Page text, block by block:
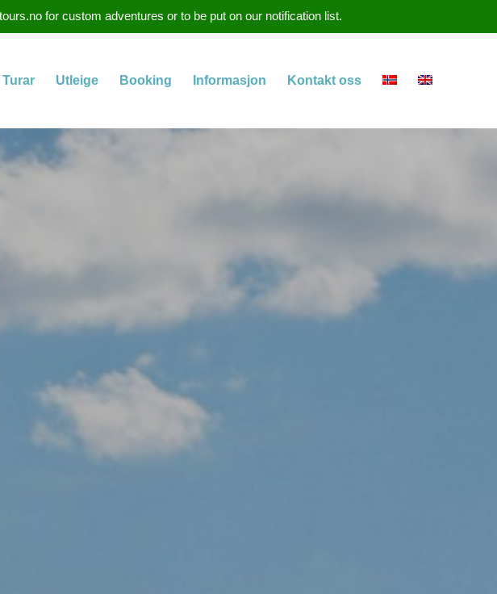
for custom adventures or to be put on our notification list.
Turar Utleige Booking Informasjon Kontakt oss